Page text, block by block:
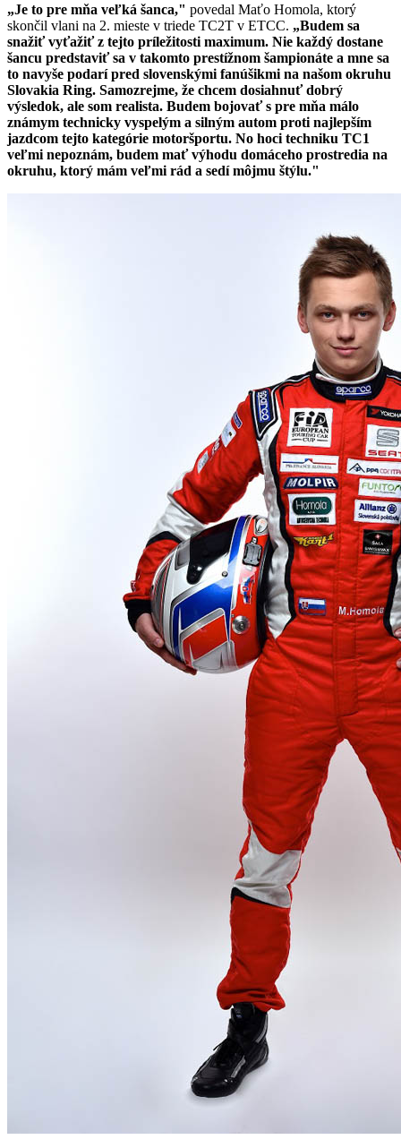
„Je to pre mňa veľká šanca," povedal Maťo Homola, ktorý
skončil vlani na 2. mieste v triede TC2T v ETCC. „Budem sa
snažiť vyťažiť z tejto príležitosti maximum. Nie každý dostane
šancu predstaviť sa v takomto prestížnom šampionáte a mne sa
to navyše podarí pred slovenskými fanúšikmi na našom okruhu
Slovakia Ring. Samozrejme, že chcem dosiahnuť dobrý
výsledok, ale som realista. Budem bojovať s pre mňa málo
známym technicky vyspelým a silným autom proti najlepším
jazdcom tejto kategórie motoršportu. No hoci techniku TC1
veľmi nepoznám, budem mať výhodu domáceho prostredia na
okruhu, ktorý mám veľmi rád a sedí môjmu štýlu."